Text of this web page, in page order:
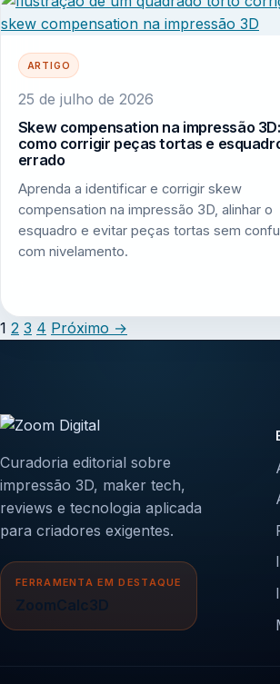
ARTIGO
25 de julho de 2026
Skew compensation na impressão 3D:
como corrigir peças tortas e
errado
Aprenda a identificar e corrigir skew
compensation na impressão 3D, alinhar o
esquadro e evitar peças tortas sem
com nivelamento.
1 2 3 4 Próximo →
Curadoria editorial sobre
impressão 3D, maker tech,
reviews e tecnologia aplicada
para criadores exigentes.
FERRAMENTA EM DESTAQUE
ZoomCalc3D